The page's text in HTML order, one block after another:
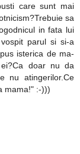
care sunt mai
sa
in fata lui
parul si si-a
isterica de ma-
doar nu da
nu atingerilor.Ce
mama!" :-)))